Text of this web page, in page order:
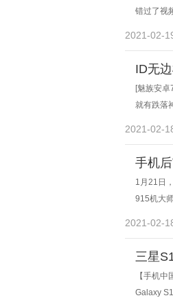
错过了视
2021-02-
ID无
[魅族安
就有跌落
2021-02-
手机
1月21日
915机大
2021-02-
三星
【手机
Galaxy